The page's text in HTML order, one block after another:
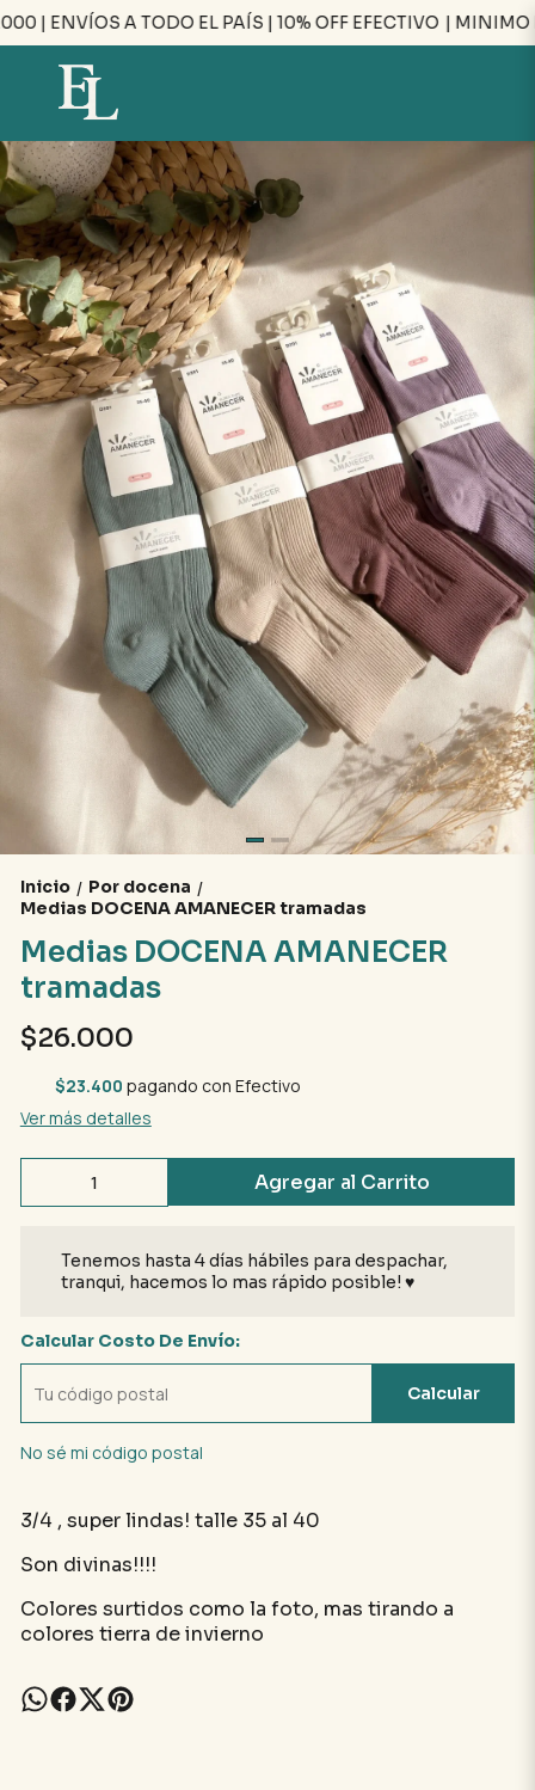
ENVÍOS A TODO EL PAÍS | 10% OFF EFECTIVO | MINIMO
Inicio / Por docena /
Medias DOCENA AMANECER tramadas
Medias DOCENA AMANECER
tramadas
$26.000
$23.400 pagando con Efectivo
Ver más detalles
Agregar al Carrito
Tenemos hasta 4 días hábiles para despachar,
tranqui, hacemos lo mas rápido posible! ♥
Calcular Costo De Envío:
Calcular
No sé mi código postal
3/4 , super lindas! talle 35 al 40
Son divinas!!!!
Colores surtidos como la foto, mas tirando a
colores tierra de invierno